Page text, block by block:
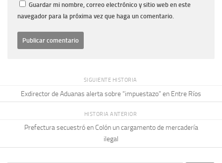
Guardar mi nombre, correo electrónico y sitio web en este
navegador para la próxima vez que haga un comentario.
SIGUIENTE HISTORIA
Exdirector de Aduanas alerta sobre “impuestazo” en Entre Ríos
HISTORIA ANTERIOR
Prefectura secuestró en Colón un cargamento de mercadería
ilegal